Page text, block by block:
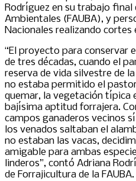
Rodríguez en su trabajo final
Ambientales (FAUBA), y
Nacionales realizando cortes
“El proyecto para conservar
de tres décadas, cuando el
reserva de vida silvestre de
no estaba permitido el
quemar, la vegetación típica
bajísima aptitud forrajera.
campos ganaderos vecinos
los venados saltaban el
no estaban las vacas,
amigable para ambas
linderos”, contó Adriana
de Forrajicultura de la FAUBA.